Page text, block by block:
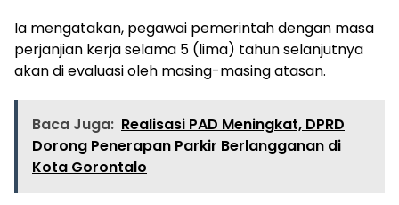
Ia mengatakan, pegawai pemerintah dengan masa
perjanjian kerja selama 5 (lima) tahun selanjutnya
akan di evaluasi oleh masing-masing atasan.
Baca Juga: Realisasi PAD Meningkat, DPRD
Dorong Penerapan Parkir Berlangganan di
Kota Gorontalo